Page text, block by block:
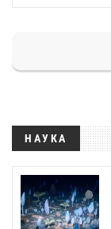
НАУКА